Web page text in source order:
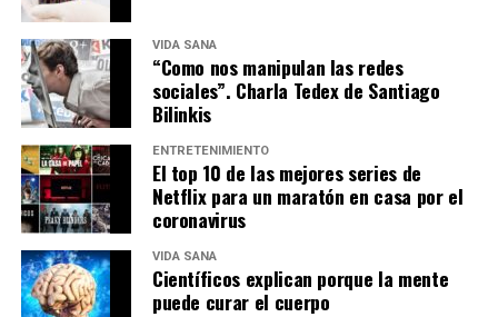
VIDA SANA
“Como nos manipulan las redes
sociales”. Charla Tedex de Santiago
Bilinkis
ENTRETENIMIENTO
El top 10 de las mejores series de
Netflix para un maratón en casa por el
coronavirus
VIDA SANA
Científicos explican porque la mente
puede curar el cuerpo